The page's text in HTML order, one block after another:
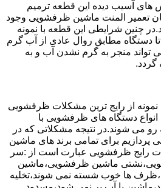
های آسیب دیده این قطعه ترمیم
تعمیر المنت ماشین ظرفشویی وجود
چنین شرایطی این قطعه با نمونه
دستگاه مطابق روال عادی از آب گرم
تواند منجر به گرم نشدن آب و به
گردد.
از رایج ترین مشکلات ظرفشویی
دستگاه های ظرفشویی با
رو می شوند.در نتیجه مشکلاتی که در
پردازیم برای تمامی برند های ماشین
رایج ظرفشویی عبارت است از :سر
ماشین ظرفشویی،ماشین
ها خوب شسته نمی شوند،تخلیه